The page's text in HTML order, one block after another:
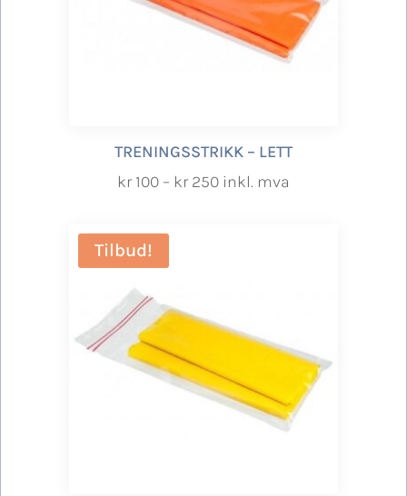
TRENINGSSTRIKK – LETT
kr100 – kr250Prisområde:
inkl. mva
Tilbud!